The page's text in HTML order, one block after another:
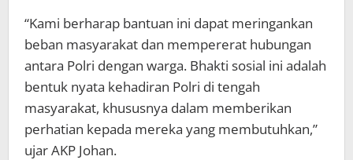
“Kami berharap bantuan ini dapat meringankan
beban masyarakat dan mempererat hubungan
antara Polri dengan warga. Bhakti sosial ini adalah
bentuk nyata kehadiran Polri di tengah
masyarakat, khususnya dalam memberikan
perhatian kepada mereka yang membutuhkan,”
ujar AKP Johan.